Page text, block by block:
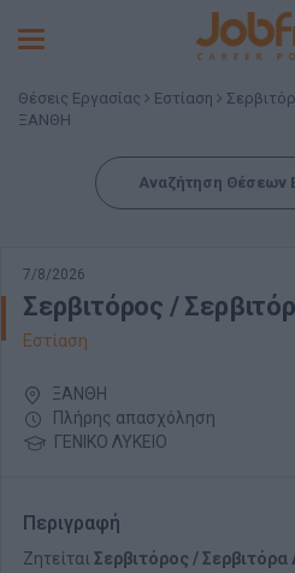
Toggle
Θέσεις Εργασίας Εστίαση
ΞΑΝΘΗ
Αναζήτηση Θέσεων
7/8/2026
Σερβιτόρος /
Εστίαση
ΞΑΝΘΗ
Πλήρης απασχόληση
ΓΕΝΙΚΟ ΛΥΚΕΙΟ
Περιγραφή
Ζητείται Σερβιτόρος / Σερβιτόρα